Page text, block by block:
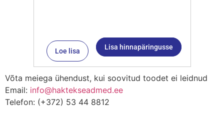
Loe lisa Lisa hinnapäringusse
Võta meiega ühendust, kui soovitud toodet ei leidnud
Email: info@haktekseadmed.ee
Telefon: (+372) 53 44 8812